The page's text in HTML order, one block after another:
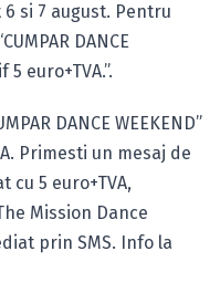
6 si 7 august. Pentru
DANCE
euro+TVA.”.
DANCE WEEKEND”
Primesti un mesaj de
cu 5 euro+TVA,
Mission Dance
prin SMS. Info la